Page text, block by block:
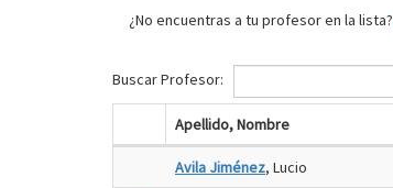
¿No encuentras a tu profesor en la lista?
Buscar Profesor:
Apellido, Nombre
Avila Jiménez, Lucio